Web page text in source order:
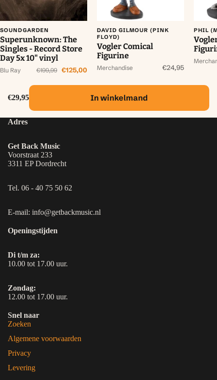
SOUNDGARDEN
Superunknown: The
Singles - Record Store
Day 5x 10" vinyl
Blu Ray €199,99 €125,00
DAVID GILMOUR (PINK
FLOYD)
Vogler Comical
Figurine
Merchandise €24,95
PHIL
€29,95 In winkelmand
Adres
Get Back Music
Voorstraat 233
3311 EP Dordrecht
Tel. 06 - 40 75 50 62
E-mail: info@getbackmusic.nl
Openingstijden
Di t/m za:
10.00 tot 17.00 uur.
Zondag:
12.00 tot 17.00 uur.
Snel naar
Zoeken
Algemene voorwaarden
Privacy
Levering